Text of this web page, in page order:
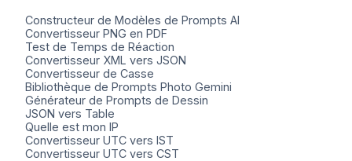
Constructeur de Modèles de Prompts AI
Convertisseur PNG en PDF
Test de Temps de Réaction
Convertisseur XML vers JSON
Convertisseur de Casse
Bibliothèque de Prompts Photo Gemini
Générateur de Prompts de Dessin
JSON vers Table
Quelle est mon IP
Convertisseur UTC vers IST
Convertisseur UTC vers CST